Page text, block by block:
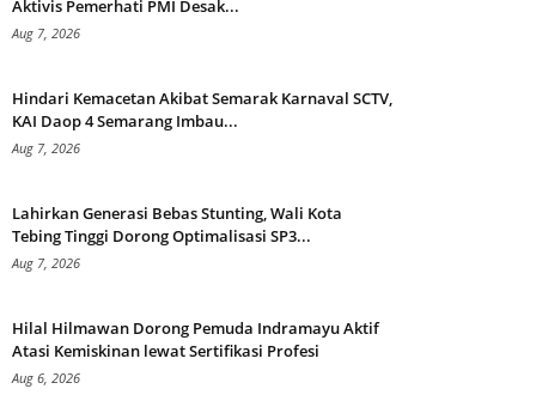
Aktivis Pemerhati PMI Desak...
Aug 7, 2026
Hindari Kemacetan Akibat Semarak Karnaval SCTV,
KAI Daop 4 Semarang Imbau...
Aug 7, 2026
Lahirkan Generasi Bebas Stunting, Wali Kota
Tebing Tinggi Dorong Optimalisasi SP3...
Aug 7, 2026
Hilal Hilmawan Dorong Pemuda Indramayu Aktif
Atasi Kemiskinan lewat Sertifikasi Profesi
Aug 6, 2026